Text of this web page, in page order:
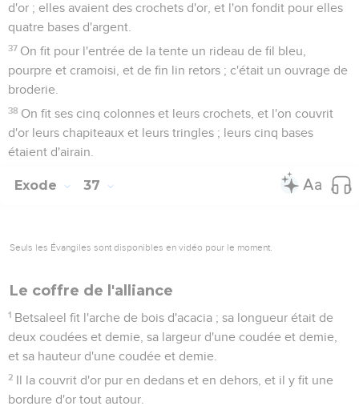
d'or ; elles avaient des crochets d'or, et l'on fondit pour elles
quatre bases d'argent.
37 On fit pour l'entrée de la tente un rideau de fil bleu,
pourpre et cramoisi, et de fin lin retors ; c'était un ouvrage de
broderie.
38 On fit ses cinq colonnes et leurs crochets, et l'on couvrit
d'or leurs chapiteaux et leurs tringles ; leurs cinq bases
étaient d'airain.
Exode 37
Seuls les Évangiles sont disponibles en vidéo pour le moment.
Le coffre de l'alliance
1 Betsaleel fit l'arche de bois d'acacia ; sa longueur était de
deux coudées et demie, sa largeur d'une coudée et demie,
et sa hauteur d'une coudée et demie.
2 Il la couvrit d'or pur en dedans et en dehors, et il y fit une
bordure d'or tout autour.